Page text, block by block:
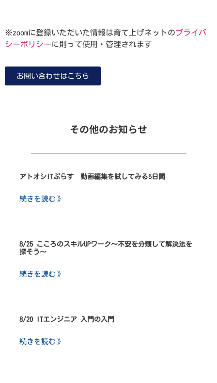
※zoomに登録いただいた情報は育て上げネットのプライバ
シーポリシーに則って使用・管理されます
お問い合わせはこちら
その他のお知らせ
アトオシITぷらす 動画編集を試してみる5日間
続きを読む 》
8/25 こころのスキルUPワーク～不安を分類して解決法を
探そう～
続きを読む 》
8/20 ITエンジニア 入門の入門
続きを読む 》